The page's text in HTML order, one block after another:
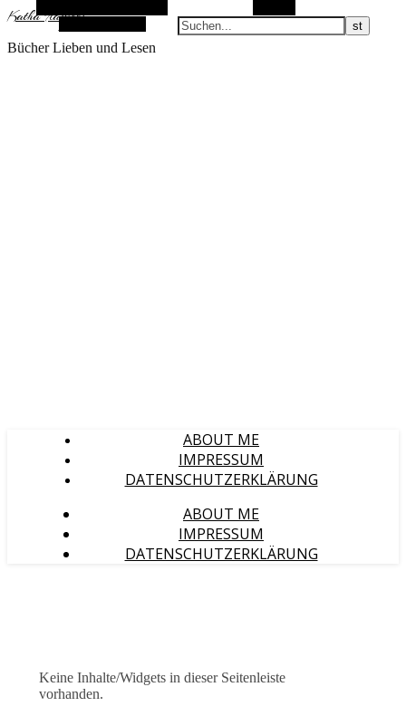
KathaFlauschi
Bücher Lieben und Lesen
Zufallsauswahl
ABOUT ME
IMPRESSUM
DATENSCHUTZERKLÄRUNG
ABOUT ME
IMPRESSUM
DATENSCHUTZERKLÄRUNG
Keine Inhalte/Widgets in dieser Seitenleiste
vorhanden.